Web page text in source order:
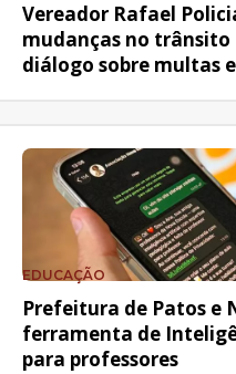
Vereador Rafael
mudanças no trânsito
diálogo sobre multas
EDUCAÇÃO
Prefeitura de Patos e
ferramenta de
para professores